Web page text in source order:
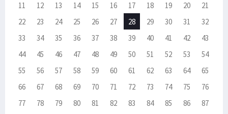
11
12 13 14 15 16 17 18 19 20
21
22
23 24 25 26 27 28 29 30 31
32
33
34 35 36 37 38 39 40 41 42
43
44
45 46 47 48 49 50 51 52 53
54
55
56 57 58 59 60 61 62 63 64
65
66
67 68 69 70 71 72 73 74 75
76
77
78 79 80 81 82 83 84 85 86
87